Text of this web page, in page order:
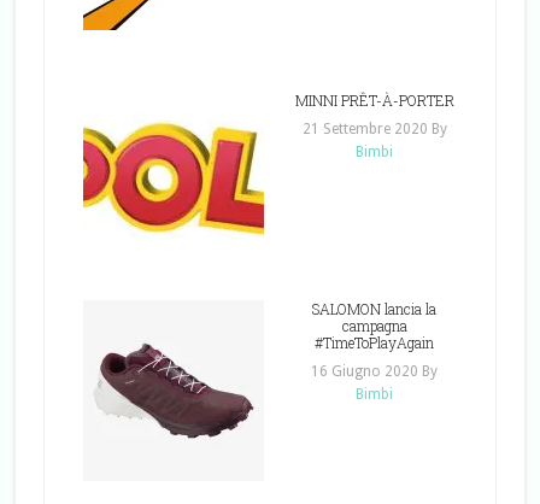
MINNI PRÊT-À-PORTER
21 Settembre 2020 By
Bimbi
SALOMON lancia la
campagna
#TimeToPlayAgain
16 Giugno 2020 By
Bimbi